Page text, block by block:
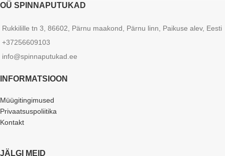
OÜ SPINNAPUTUKAD
Rukkilille tn 3, 86602, Pärnu maakond, Pärnu linn, Paikuse alev, Eesti
+37256609103
info@spinnaputukad.ee
INFORMATSIOON
Müügitingimused
Privaatsuspoliitika
Kontakt
JÄLGI MEID